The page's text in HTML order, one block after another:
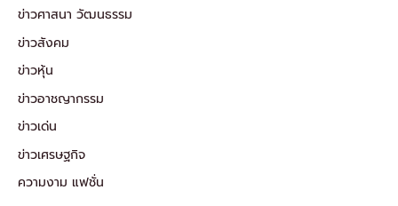
ข่าวศาสนา วัฒนธรรม
ข่าวสังคม
ข่าวหุ้น
ข่าวอาชญากรรม
ข่าวเด่น
ข่าวเศรษฐกิจ
ความงาม แฟชั่น